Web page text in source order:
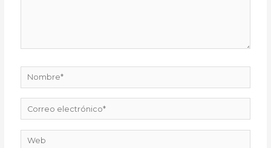
Nombre*
Correo
electrónico*
Web